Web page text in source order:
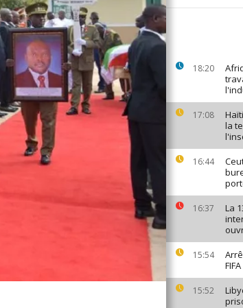
18:20
17:08
la
16:44
16:37
La
15:54
15:52